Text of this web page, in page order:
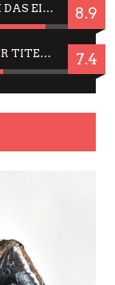
CÉSAR FÜR JIM CARREY? WARUM DAS EINER DER NERVIGSTEN ACTORS IST UND BLEIBT 8.9
JING JING: IN-THAI RÄUMT WIEDER TITEL AB – EIN ZWEI-STUNDEN-ERLEBNISBERICHT 7.4